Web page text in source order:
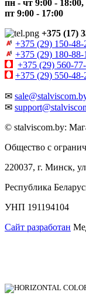
пн - чт 9:00 - 18:00,
пт 9:00 - 17:00
+375 (17)
+375 (29) 150-48-
+375 (29) 180-88-
+375 (29) 560-
+375 (29) 550-48-
✉
✉
© stalviscom.by:
Общество с
220037, г. Минск,
Республика
УНП 191194104
Сайт разработан